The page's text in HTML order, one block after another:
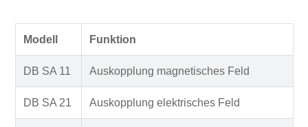
Modell Funktion
DB SA 11 Auskopplung magnetisches Feld
DB SA 21 Auskopplung elektrisches Feld